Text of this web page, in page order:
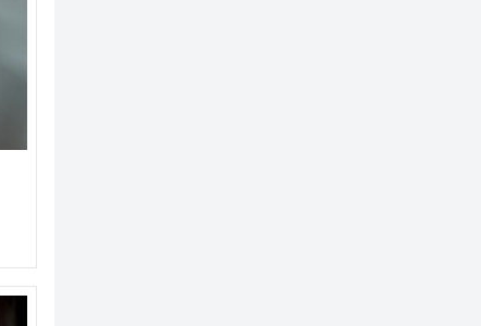
life?
om situasjon og hjelp til barn og partnere av personer